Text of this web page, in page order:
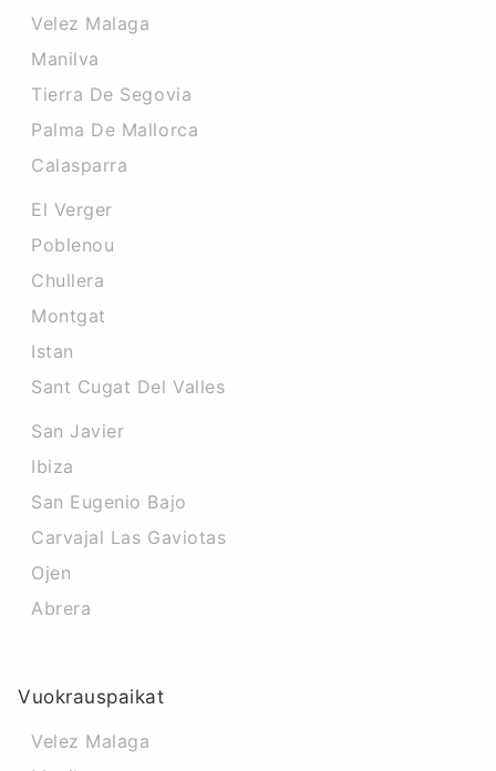
Velez Malaga
Manilva
Tierra De Segovia
Palma De Mallorca
Calasparra
El Verger
Poblenou
Chullera
Montgat
Istan
Sant Cugat Del Valles
San Javier
Ibiza
San Eugenio Bajo
Carvajal Las Gaviotas
Ojen
Abrera
Vuokrauspaikat
Velez Malaga